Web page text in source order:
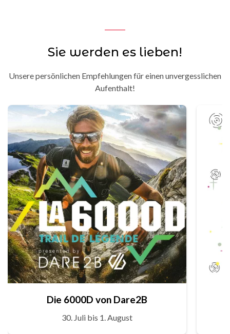
Sie werden es lieben!
Unsere persönlichen Empfehlungen für einen unvergesslichen
Aufenthalt!
Die 6000D von Dare2B
30. Juli bis 1. August